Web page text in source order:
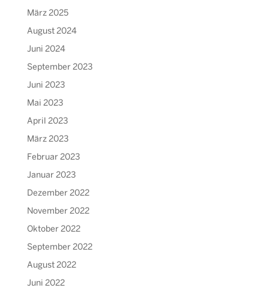
März 2025
August 2024
Juni 2024
September 2023
Juni 2023
Mai 2023
April 2023
März 2023
Februar 2023
Januar 2023
Dezember 2022
November 2022
Oktober 2022
September 2022
August 2022
Juni 2022